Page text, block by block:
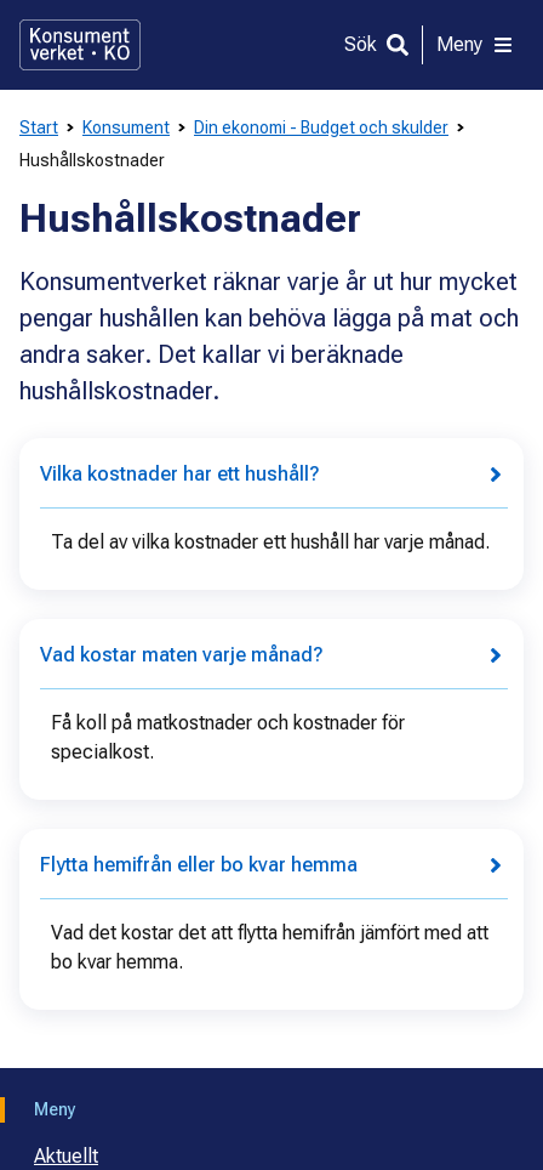
direkt
innehållet
Sök Meny
Start Konsument
Din ekonomi - Budget och skulder
Hushållskostnader
Hushållskostnader
Konsumentverket räknar varje år ut hur mycket
pengar hushållen kan behöva lägga på mat och
andra saker. Det kallar vi beräknade
hushållskostnader.
Vilka kostnader har ett hushåll?
Ta del av vilka kostnader ett hushåll har varje månad.
Vad kostar maten varje månad?
Få koll på matkostnader och kostnader för
specialkost.
Flytta hemifrån eller bo kvar hemma
Vad det kostar det att flytta hemifrån jämfört med att
bo kvar hemma.
Meny
Aktuellt